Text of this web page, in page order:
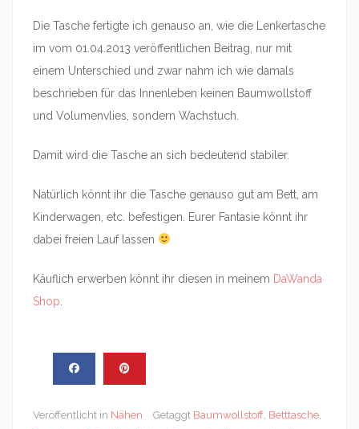
Die Tasche fertigte ich genauso an, wie die Lenkertasche
im vom 01.04.2013 veröffentlichen Beitrag, nur mit
einem Unterschied und zwar nahm ich wie damals
beschrieben für das Innenleben keinen Baumwollstoff
und Volumenvlies, sondern Wachstuch.
Damit wird die Tasche an sich bedeutend stabiler.
Natürlich könnt ihr die Tasche genauso gut am Bett, am
Kinderwagen, etc. befestigen. Eurer Fantasie könnt ihr
dabei freien Lauf lassen
Käuflich erwerben könnt ihr diesen in meinem DaWanda
Shop
Veröffentlicht in Nähen Getaggt Baumwollstoff, Betttasche,